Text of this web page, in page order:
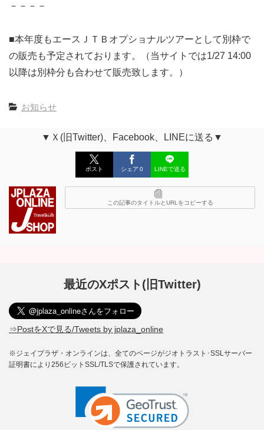
－－－－
■本年度もエースＪＴＢオプショナルツアーとして別枠で
の販売も予定されております。（当サイトでは1/27 14:00
以降は別枠分も合わせて販売致します。）
お知らせ
▼Ｘ(旧Twitter)、Facebook、LINEに送る▼
ポスト シェア 0 LINEで送る
この記事のタイトルとURLをコピーする
最近のXポスト(旧Twitter)
⇒PostをXで見る/Tweets by jplaza_online
※ジェイプラザ・オンラインは、全てのページがジオトラスト･SSLサーバー
証明書により256ビットSSL/TLSで保護されています。